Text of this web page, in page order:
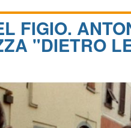
FIGIO.
"DIETRO